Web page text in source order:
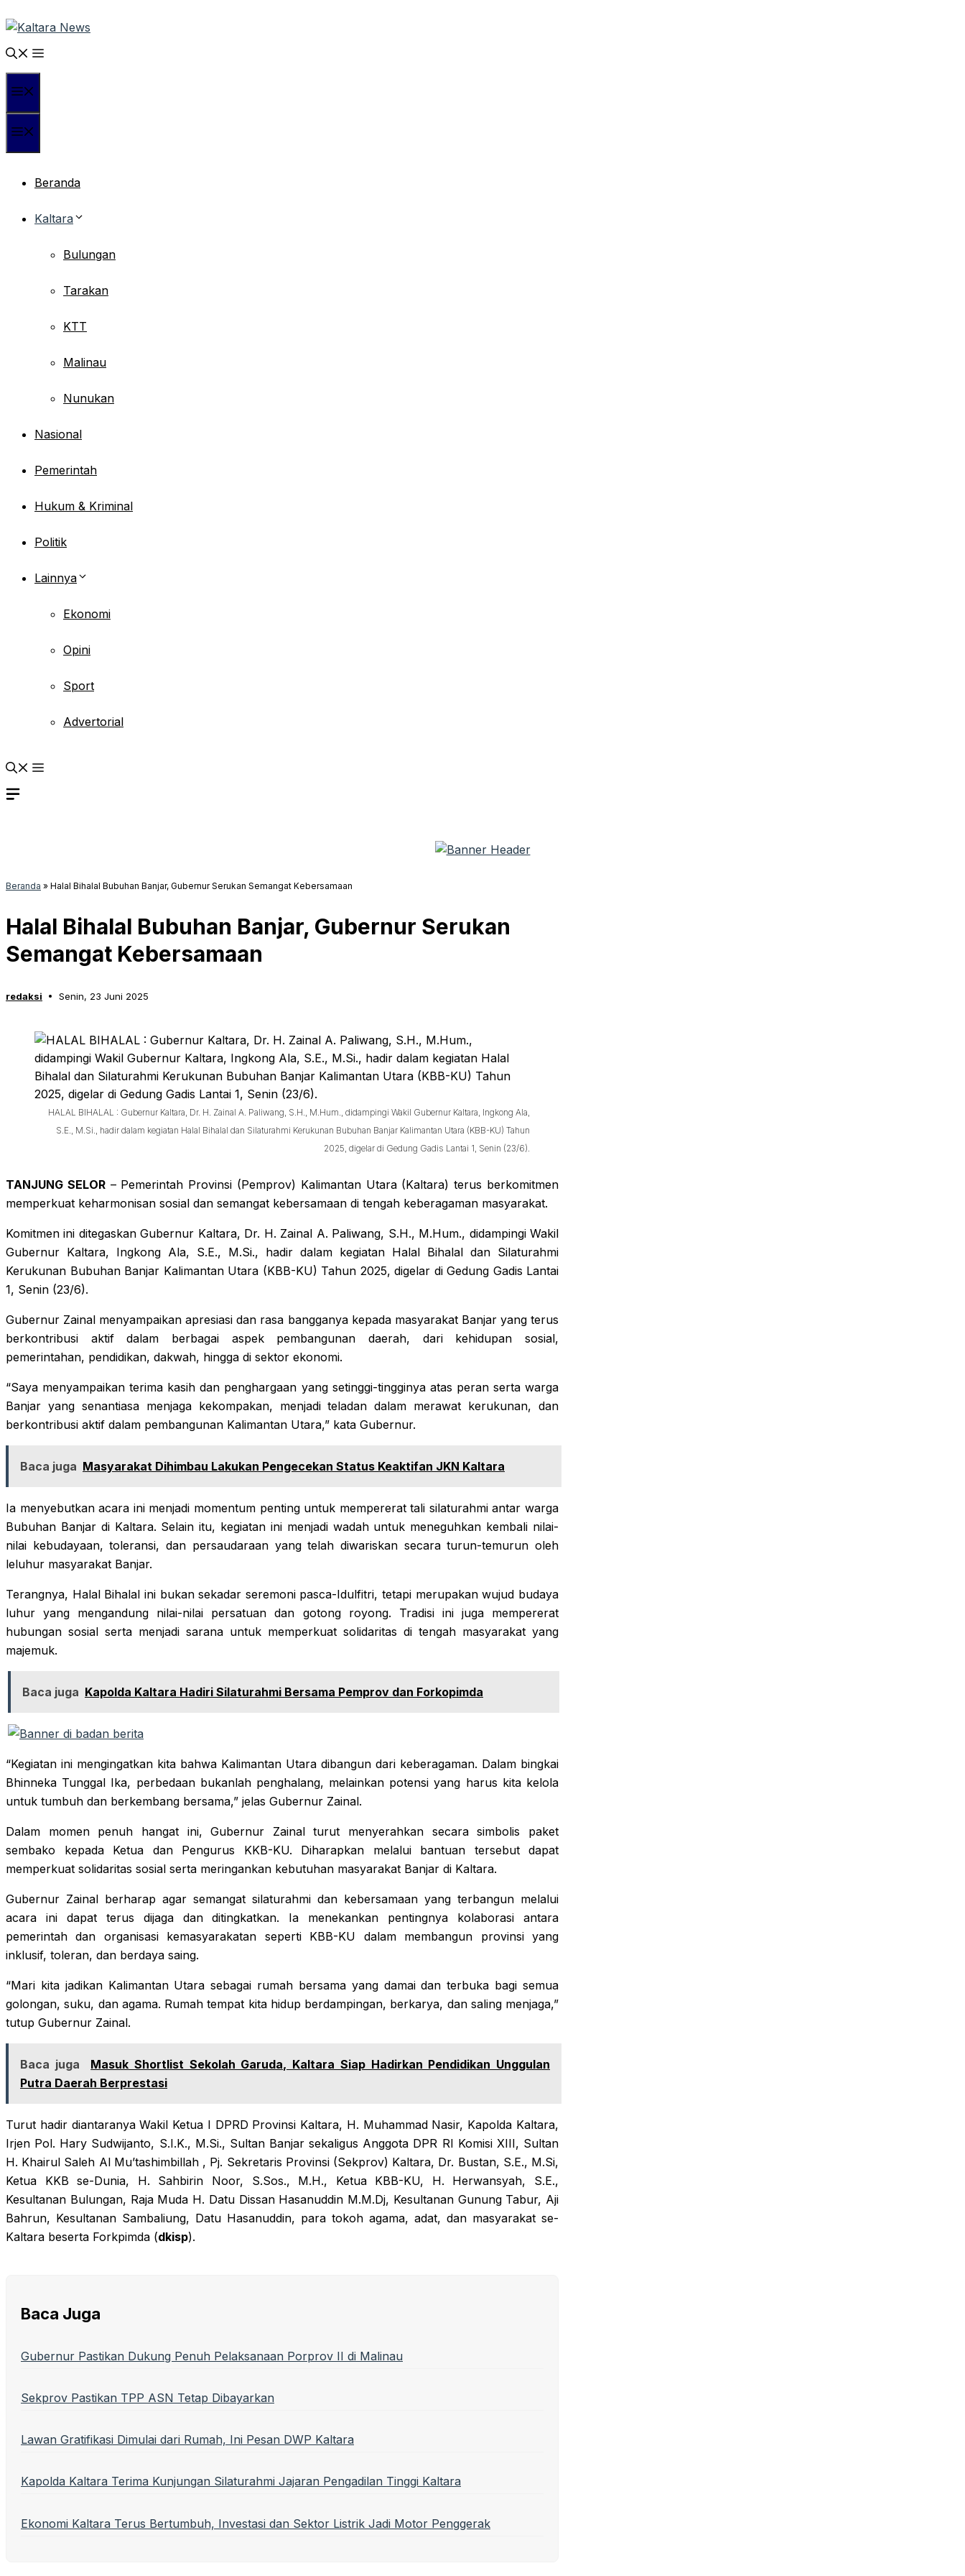
ke
isi
Beranda
Kaltara
Bulungan
Tarakan
KTT
Malinau
Nunukan
Nasional
Pemerintah
Hukum & Kriminal
Politik
Lainnya
Ekonomi
Opini
Sport
Advertorial
Beranda » Halal Bihalal Bubuhan Banjar, Gubernur Serukan Semangat Kebersamaan
Halal Bihalal Bubuhan Banjar, Gubernur Serukan
Semangat Kebersamaan
redaksi Senin, 23 Juni 2025
HALAL BIHALAL : Gubernur Kaltara, Dr. H. Zainal A. Paliwang, S.H., M.Hum., didampingi Wakil Gubernur Kaltara, Ingkong Ala,
S.E., M.Si., hadir dalam kegiatan Halal Bihalal dan Silaturahmi Kerukunan Bubuhan Banjar Kalimantan Utara (KBB-KU) Tahun
2025, digelar di Gedung Gadis Lantai 1, Senin (23/6).
TANJUNG SELOR– Pemerintah Provinsi (Pemprov) Kalimantan Utara (Kaltara) terus berkomitmen
memperkuat keharmonisan sosial dan semangat kebersamaan di tengah keberagaman masyarakat.
Komitmen ini ditegaskan Gubernur Kaltara, Dr. H. Zainal A. Paliwang, S.H., M.Hum., didampingi Wakil
Gubernur Kaltara, Ingkong Ala, S.E., M.Si., hadir dalam kegiatan Halal Bihalal dan Silaturahmi
Kerukunan Bubuhan Banjar Kalimantan Utara (KBB-KU) Tahun 2025, digelar di Gedung Gadis Lantai
1, Senin (23/6).
Gubernur Zainal menyampaikan apresiasi dan rasa bangganya kepada masyarakat Banjar yang terus
berkontribusi aktif dalam berbagai aspek pembangunan daerah, dari kehidupan sosial,
pemerintahan, pendidikan, dakwah, hingga di sektor ekonomi.
“Saya menyampaikan terima kasih dan penghargaan yang setinggi-tingginya atas peran serta warga
Banjar yang senantiasa menjaga kekompakan, menjadi teladan dalam merawat kerukunan, dan
berkontribusi aktif dalam pembangunan Kalimantan Utara,” kata Gubernur.
Baca juga Masyarakat Dihimbau Lakukan Pengecekan Status Keaktifan JKN Kaltara
Ia menyebutkan acara ini menjadi momentum penting untuk mempererat tali silaturahmi antar warga
Bubuhan Banjar di Kaltara. Selain itu, kegiatan ini menjadi wadah untuk meneguhkan kembali nilai-
nilai kebudayaan, toleransi, dan persaudaraan yang telah diwariskan secara turun-temurun oleh
leluhur masyarakat Banjar.
Terangnya, Halal Bihalal ini bukan sekadar seremoni pasca-Idulfitri, tetapi merupakan wujud budaya
luhur yang mengandung nilai-nilai persatuan dan gotong royong. Tradisi ini juga mempererat
hubungan sosial serta menjadi sarana untuk memperkuat solidaritas di tengah masyarakat yang
majemuk.
Baca juga Kapolda Kaltara Hadiri Silaturahmi Bersama Pemprov dan Forkopimda
“Kegiatan ini mengingatkan kita bahwa Kalimantan Utara dibangun dari keberagaman. Dalam bingkai
Bhinneka Tunggal Ika, perbedaan bukanlah penghalang, melainkan potensi yang harus kita kelola
untuk tumbuh dan berkembang bersama,” jelas Gubernur Zainal.
Dalam momen penuh hangat ini, Gubernur Zainal turut menyerahkan secara simbolis paket
sembako kepada Ketua dan Pengurus KKB-KU. Diharapkan melalui bantuan tersebut dapat
memperkuat solidaritas sosial serta meringankan kebutuhan masyarakat Banjar di Kaltara.
Gubernur Zainal berharap agar semangat silaturahmi dan kebersamaan yang terbangun melalui
acara ini dapat terus dijaga dan ditingkatkan. Ia menekankan pentingnya kolaborasi antara
pemerintah dan organisasi kemasyarakatan seperti KBB-KU dalam membangun provinsi yang
inklusif, toleran, dan berdaya saing.
“Mari kita jadikan Kalimantan Utara sebagai rumah bersama yang damai dan terbuka bagi semua
golongan, suku, dan agama. Rumah tempat kita hidup berdampingan, berkarya, dan saling menjaga,”
tutup Gubernur Zainal.
Baca juga
Masuk Shortlist Sekolah Garuda, Kaltara Siap Hadirkan Pendidikan Unggulan
Putra Daerah Berprestasi
Turut hadir diantaranya Wakil Ketua I DPRD Provinsi Kaltara, H. Muhammad Nasir, Kapolda Kaltara,
Irjen Pol. Hary Sudwijanto, S.I.K., M.Si., Sultan Banjar sekaligus Anggota DPR RI Komisi XIII, Sultan
H. Khairul Saleh Al Mu’tashimbillah , Pj. Sekretaris Provinsi (Sekprov) Kaltara, Dr. Bustan, S.E., M.Si,
Ketua KKB se-Dunia, H. Sahbirin Noor, S.Sos., M.H., Ketua KBB-KU, H. Herwansyah, S.E.,
Kesultanan Bulungan, Raja Muda H. Datu Dissan Hasanuddin M.M.Dj, Kesultanan Gunung Tabur, Aji
Bahrun, Kesultanan Sambaliung, Datu Hasanuddin, para tokoh agama, adat, dan masyarakat se-
Kaltara beserta Forkpimda (dkisp).
Baca Juga
Gubernur Pastikan Dukung Penuh Pelaksanaan Porprov II di Malinau
Sekprov Pastikan TPP ASN Tetap Dibayarkan
Lawan Gratifikasi Dimulai dari Rumah, Ini Pesan DWP Kaltara
Kapolda Kaltara Terima Kunjungan Silaturahmi Jajaran Pengadilan Tinggi Kaltara
Ekonomi Kaltara Terus Bertumbuh, Investasi dan Sektor Listrik Jadi Motor Penggerak